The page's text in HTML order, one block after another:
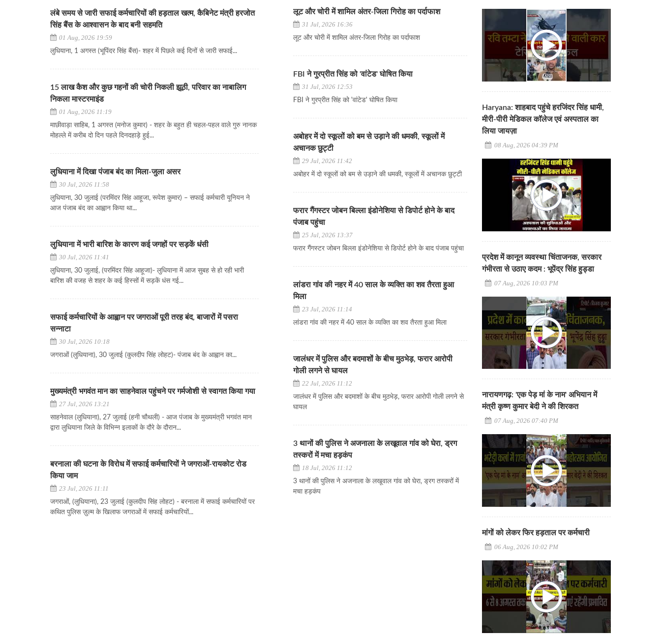
लंबे समय से जारी सफाई कर्मचारियों की हड़ताल खत्म, कैबिनेट मंत्री हरजोत
सिंह बैंस के आश्वासन के बाद बनी सहमति
01 Aug, 2026 19:59
लुधियाना, 1 अगस्त (भूपिंदर सिंह बैंस)- शहर में पिछले कई दिनों से जारी सफाई...
15 लाख कैश और कुछ गहनों की चोरी निकली झूठी, परिवार का नाबालिग
निकला मास्टरमाइंड
01 Aug, 2026 11:19
माछीवाड़ा साहिब, 1 अगस्त (मनोज कुमार) - शहर के बहुत ही चहल-पहल वाले गुरु नानक
मोहल्ले में करीब दो दिन पहले दिनदहाड़े हुई...
लुधियाना में दिखा पंजाब बंद का मिला-जुला असर
30 Jul, 2026 11:58
लुधियाना, 30 जुलाई (परमिंदर सिंह आहूजा, रूपेश कुमार) – सफाई कर्मचारी यूनियन ने
आज पंजाब बंद का आह्वान किया था...
लुधियाना में भारी बारिश के कारण कई जगहों पर सड़कें धंसी
30 Jul, 2026 11:41
लुधियाना, 30 जुलाई, (परमिंदर सिंह आहूजा)- लुधियाना में आज सुबह से हो रही भारी
बारिश की वजह से शहर के कई हिस्सों में सड़कें धंस गई...
सफाई कर्मचारियों के आह्वान पर जगराओं पूरी तरह बंद, बाजारों में पसरा
सन्नाटा
30 Jul, 2026 10:18
जगराओं (लुधियाना), 30 जुलाई (कुलदीप सिंह लोहट)- पंजाब बंद के आह्वान का...
मुख्यमंत्री भगवंत मान का साहनेवाल पहुंचने पर गर्मजोशी से स्वागत किया गया
27 Jul, 2026 13:21
साहनेवाल (लुधियाना), 27 जुलाई (हनी चौथली) - आज पंजाब के मुख्यमंत्री भगवंत मान
द्वारा लुधियाना जिले के विभिन्न इलाकों के दौरे के दौरान...
बरनाला की घटना के विरोध में सफाई कर्मचारियों ने जगराओं-रायकोट रोड
किया जाम
23 Jul, 2026 11:11
जगराओं, (लुधियाना), 23 जुलाई (कुलदीप सिंह लोहट) - बरनाला में सफाई कर्मचारियों पर
कथित पुलिस ज़ुल्म के खिलाफ जगराओं में सफाई कर्मचारियों...
लूट और चोरी में शामिल अंतर-जिला गिरोह का पर्दाफाश
31 Jul, 2026 16:36
लूट और चोरी में शामिल अंतर-जिला गिरोह का पर्दाफाश
FBI ने गुरप्रीत सिंह को 'वांटेड' घोषित किया
31 Jul, 2026 12:53
FBI ने गुरप्रीत सिंह को 'वांटेड' घोषित किया
अबोहर में दो स्कूलों को बम से उड़ाने की धमकी, स्कूलों में
अचानक छुट्टी
29 Jul, 2026 11:42
अबोहर में दो स्कूलों को बम से उड़ाने की धमकी, स्कूलों में अचानक छुट्टी
फरार गैंगस्टर जोबन बिल्ला इंडोनेशिया से डिपोर्ट होने के बाद
पंजाब पहुंचा
25 Jul, 2026 13:37
फरार गैंगस्टर जोबन बिल्ला इंडोनेशिया से डिपोर्ट होने के बाद पंजाब पहुंचा
लांडरा गांव की नहर में 40 साल के व्यक्ति का शव तैरता हुआ
मिला
23 Jul, 2026 11:14
लांडरा गांव की नहर में 40 साल के व्यक्ति का शव तैरता हुआ मिला
जालंधर में पुलिस और बदमाशों के बीच मुठभेड़, फरार आरोपी
गोली लगने से घायल
22 Jul, 2026 11:12
जालंधर में पुलिस और बदमाशों के बीच मुठभेड़, फरार आरोपी गोली लगने से
घायल
3 थानों की पुलिस ने अजनाला के लखूवाल गांव को घेरा, ड्रग
तस्करों में मचा हड़कंप
18 Jul, 2026 11:12
3 थानों की पुलिस ने अजनाला के लखूवाल गांव को घेरा, ड्रग तस्करों में
मचा हड़कंप
Haryana: शाहबाद पहुंचे हरजिंदर सिंह धामी,
मीरी-पीरी मेडिकल कॉलेज एवं अस्पताल का
लिया जायज़ा
08 Aug, 2026 04:39 PM
प्रदेश में कानून व्यवस्था चिंताजनक, सरकार
गंभीरता से उठाए कदम : भूपेंद्र सिंह हुड्डा
07 Aug, 2026 10:03 PM
नारायणगढ़: 'एक पेड़ मां के नाम' अभियान में
मंत्री कृष्ण कुमार बेदी ने की शिरकत
07 Aug, 2026 07:40 PM
मांगों को लेकर फिर हड़ताल पर कर्मचारी
06 Aug, 2026 10:02 PM